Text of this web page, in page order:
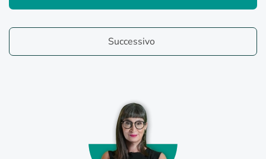
Successivo